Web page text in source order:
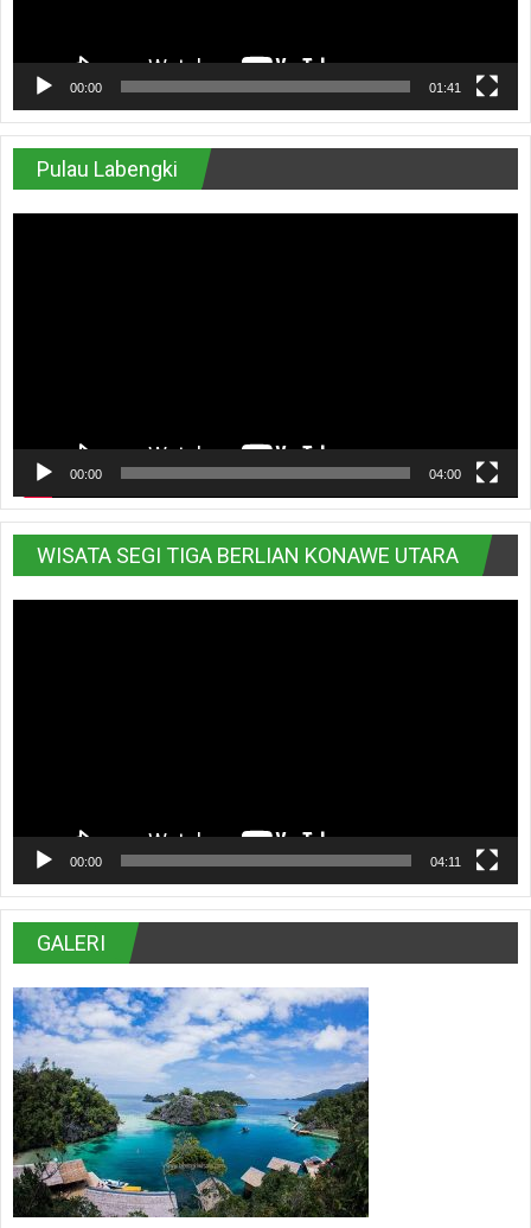
00:00 01:41
Pulau Labengki
00:00 04:00
WISATA SEGI TIGA BERLIAN KONAWE UTARA
00:00 04:11
GALERI